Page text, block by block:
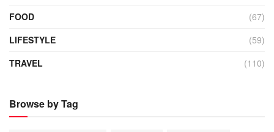
FOOD
(67)
LIFESTYLE
(59)
TRAVEL
(110)
Browse by Tag